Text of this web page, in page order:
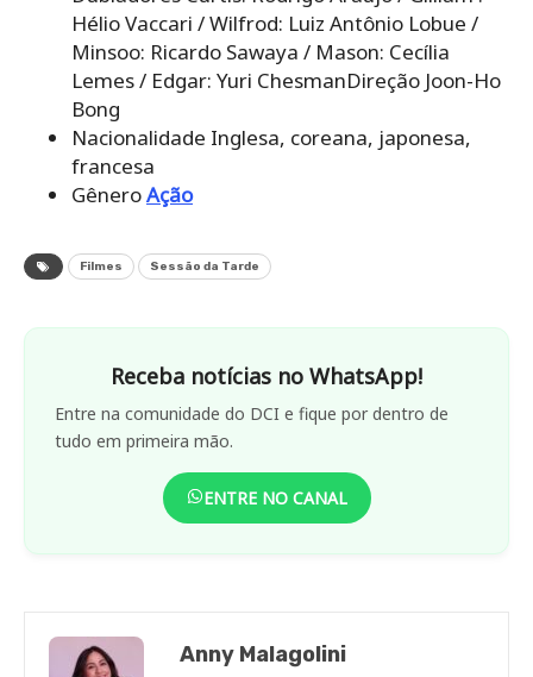
Hélio Vaccari / Wilfrod: Luiz Antônio Lobue /
Minsoo: Ricardo Sawaya / Mason: Cecília
Lemes / Edgar: Yuri ChesmanDireção Joon-Ho
Bong
Nacionalidade Inglesa, coreana, japonesa,
francesa
GêneroAção
Filmes Sessão da Tarde
Receba notícias no WhatsApp!
Entre na comunidade do DCI e fique por dentro de
tudo em primeira mão.
ENTRE NO CANAL
Anny Malagolini